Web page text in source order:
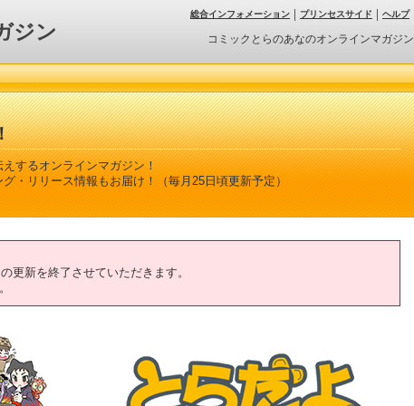
ジン コミックとらのあなのオンラインマガジン
総合インフォメーション プリンセスサイド ヘルプ
するオンラインマガジン！
・リリース情報もお届け！（毎月25日頃更新予定）
更新を終了させていただきます。